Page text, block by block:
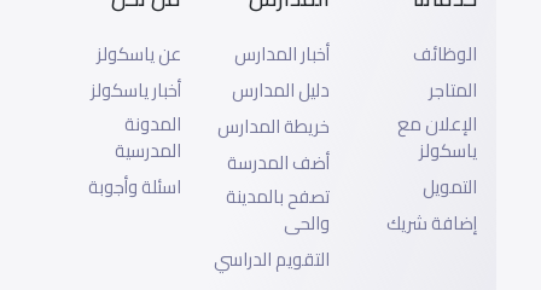
الوظائف
المتاجر
الإعلان مع
ياسكولز
التمويل
إضافة شريك
أخبار المدارس
دليل المدارس
خريطة المدارس
أضف المدرسة
تصفح بالمدينة
والحى
التقويم الدراسي
عن ياسكولز
أخبار ياسكولز
المدونة
المدرسية
اسئلة وأجوبة